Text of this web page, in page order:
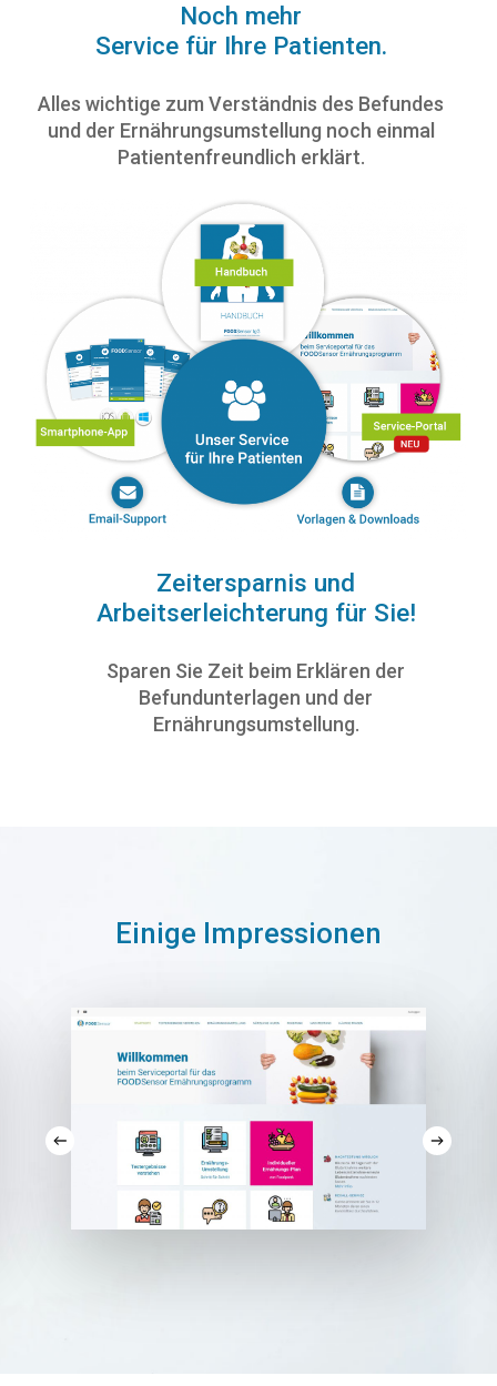
Noch mehr
Service für Ihre Patienten.
Alles wichtige zum Verständnis des Befundes
und der Ernährungsumstellung noch einmal
Patientenfreundlich erklärt.
Zeitersparnis und
Arbeitserleichterung für Sie!
Sparen Sie Zeit beim Erklären der
Befundunterlagen und der
Ernährungsumstellung.
Einige Impressionen